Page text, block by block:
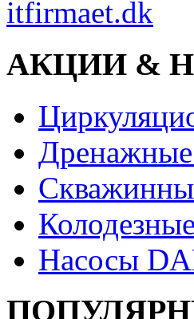
itfirmaet.dk
АКЦИИ &
Насосы